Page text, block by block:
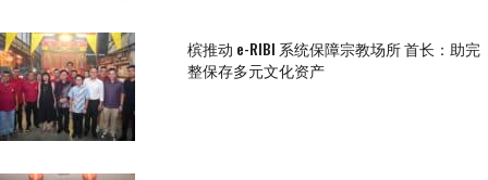
槟推动 e-RIBI 系统保障宗教场所 首长：助完
整保存多元文化资产